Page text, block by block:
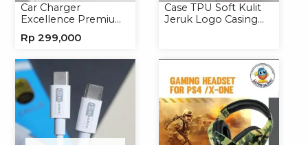
Car Charger
Excellence Premium
Handphone
Rp 299,000
Case TPU Soft Kulit
Jeruk Logo Casing